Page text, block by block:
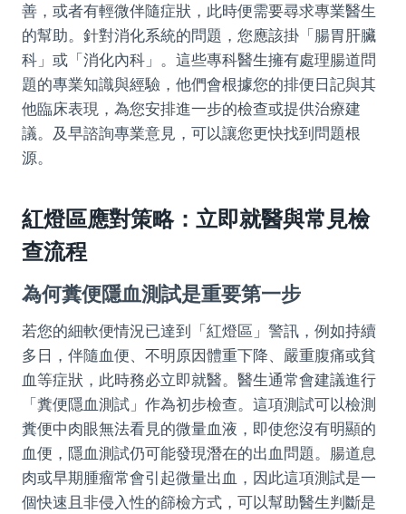
善，或者有輕微伴隨症狀，此時便需要尋求專業醫生
的幫助。針對消化系統的問題，您應該掛「腸胃肝臟
科」或「消化內科」。這些專科醫生擁有處理腸道問
題的專業知識與經驗，他們會根據您的排便日記與其
他臨床表現，為您安排進一步的檢查或提供治療建
議。及早諮詢專業意見，可以讓您更快找到問題根
源。
紅燈區應對策略：立即就醫與常見檢
查流程
為何糞便隱血測試是重要第一步
若您的細軟便情況已達到「紅燈區」警訊，例如持續
多日，伴隨血便、不明原因體重下降、嚴重腹痛或貧
血等症狀，此時務必立即就醫。醫生通常會建議進行
「糞便隱血測試」作為初步檢查。這項測試可以檢測
糞便中肉眼無法看見的微量血液，即使您沒有明顯的
血便，隱血測試仍可能發現潛在的出血問題。腸道息
肉或早期腫瘤常會引起微量出血，因此這項測試是一
個快速且非侵入性的篩檢方式，可以幫助醫生判斷是